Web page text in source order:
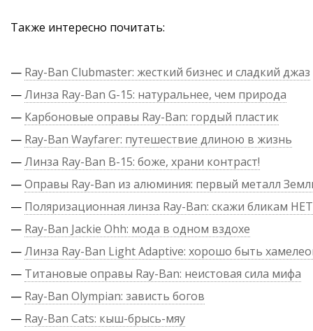
Также интересно почитать:
— Ray-Ban Clubmaster: жесткий бизнес и сладкий джаз
—Линза Ray-Ban G-15: натуральнее, чем природа
— Карбоновые оправы Ray-Ban: гордый пластик
— Ray-Ban Wayfarer: путешествие длиною в жизнь
—Линза Ray-Ban B-15: боже, храни контраст!
—Оправы Ray-Ban из алюминия: первый металл
— Поляризационная линза Ray-Ban: скажи бликам НЕТ
— Ray-Ban Jackie Ohh: мода в одном вздохе
—Линза Ray-Ban Light Adaptive: хорошо быть
— Титановые оправы Ray-Ban: неистовая сила мифа
— Ray-Ban Olympian: зависть богов
— Ray-Ban Cats: кыш-брысь-мяу